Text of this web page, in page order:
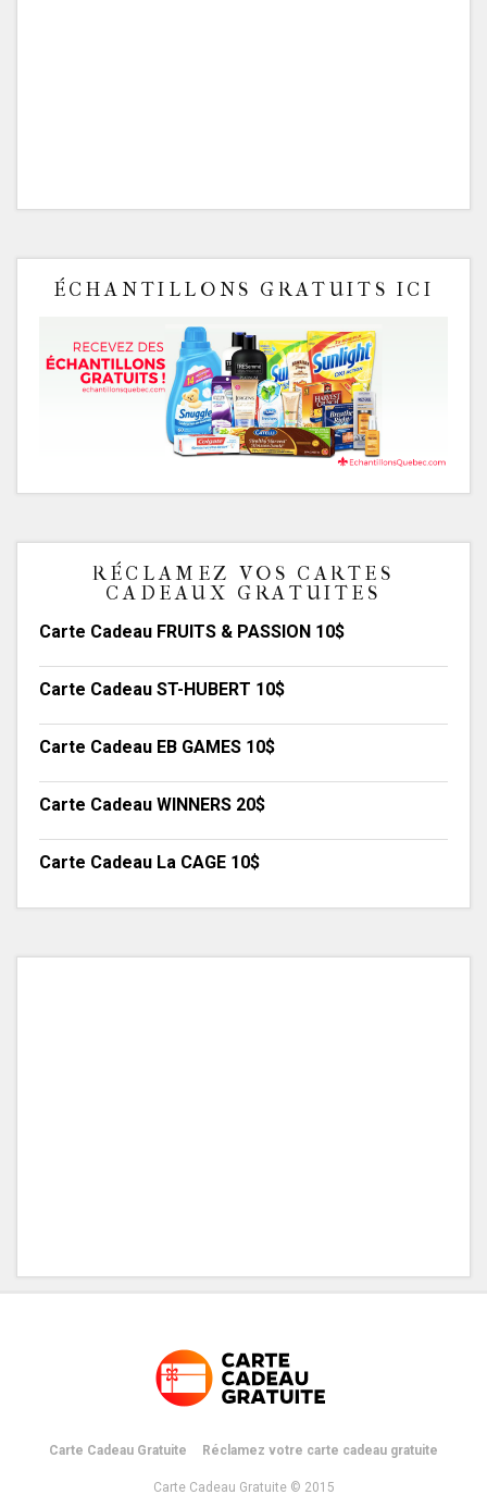
ÉCHANTILLONS GRATUITS ICI
RÉCLAMEZ VOS CARTES
CADEAUX GRATUITES
Carte Cadeau FRUITS & PASSION 10$
Carte Cadeau ST-HUBERT 10$
Carte Cadeau EB GAMES 10$
Carte Cadeau WINNERS 20$
Carte Cadeau La CAGE 10$
Carte Cadeau Gratuite Réclamez votre carte cadeau gratuite
Carte Cadeau Gratuite © 2015